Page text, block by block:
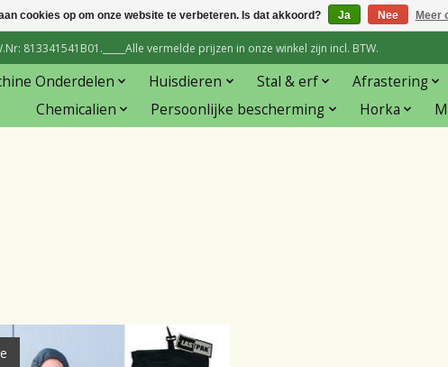
813341541B01._____Alle vermelde prijzen in onze winkel zijn incl. BTW.
Onderdelen Huisdieren Stal & erf Afrastering
Chemicalien
Persoonlijke bescherming Horka
cookies op om onze website te verbeteren. Is dat akkoord? Ja Nee Meer